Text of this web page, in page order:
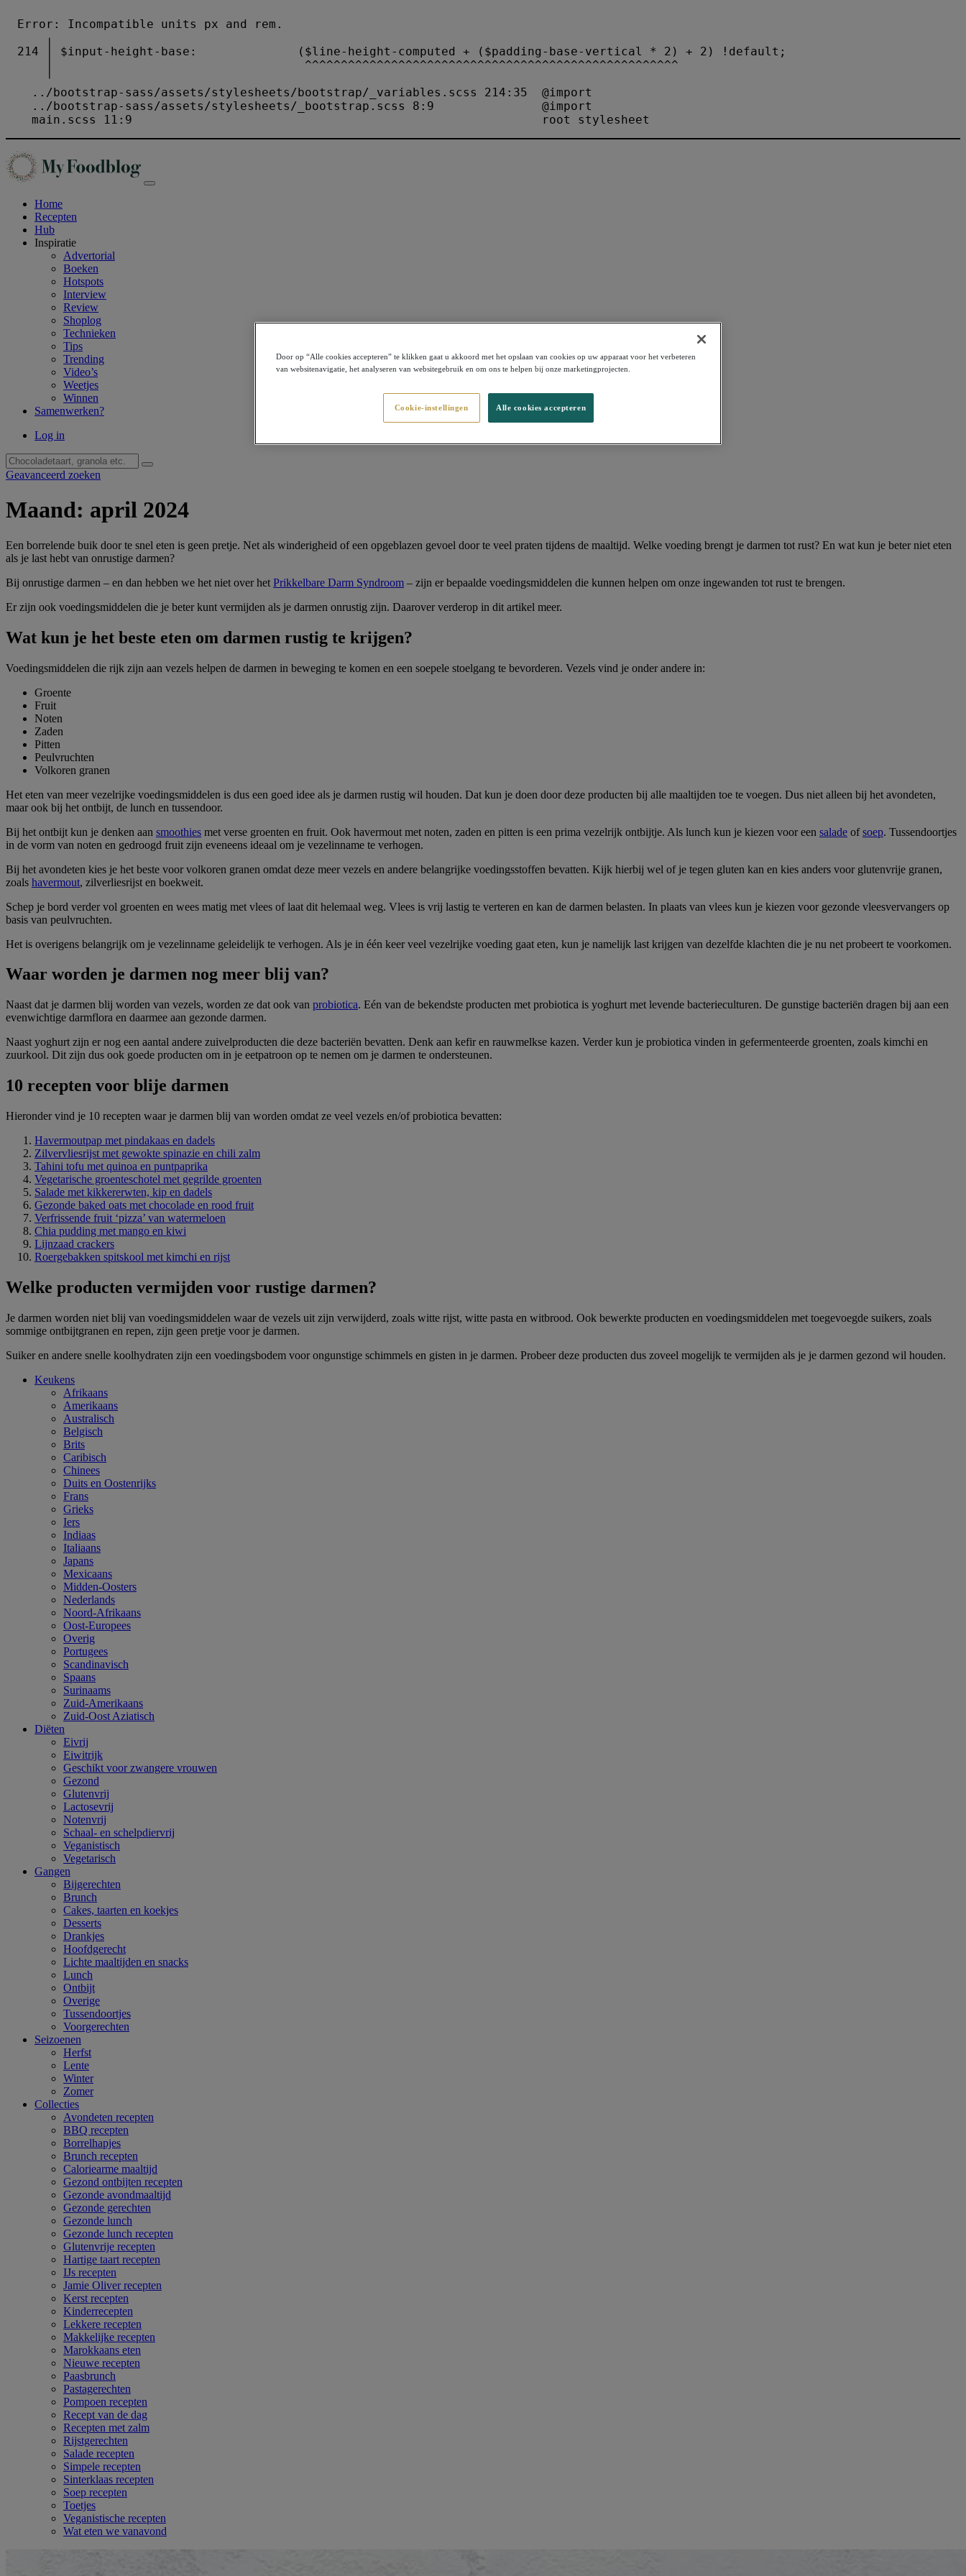
Home
Recepten
Hub
Inspiratie
Advertorial
Boeken
Hotspots
Interview
Review
Shoplog
Technieken
Tips
Trending
Video’s
Weetjes
Winnen
Samenwerken?
Log in
Geavanceerd zoeken
Maand: april 2024
Een borrelende buik door te snel eten is geen pretje. Net als winderigheid of een opgeblazen gevoel door te veel praten tijdens de maaltijd. Welke voeding brengt je darmen tot rust? En wat kun je beter niet eten
als je last hebt van onrustige darmen?
Bij onrustige darmen – en dan hebben we het niet over het Prikkelbare Darm Syndroom – zijn er bepaalde voedingsmiddelen die kunnen helpen om onze ingewanden tot rust te brengen.
Er zijn ook voedingsmiddelen die je beter kunt vermijden als je darmen onrustig zijn. Daarover verderop in dit artikel meer.
Wat kun je het beste eten om darmen rustig te krijgen?
Voedingsmiddelen die rijk zijn aan vezels helpen de darmen in beweging te komen en een soepele stoelgang te bevorderen. Vezels vind je onder andere in:
Groente
Fruit
Noten
Zaden
Pitten
Peulvruchten
Volkoren granen
Het eten van meer vezelrijke voedingsmiddelen is dus een goed idee als je darmen rustig wil houden. Dat kun je doen door deze producten bij alle maaltijden toe te voegen. Dus niet alleen bij het avondeten,
maar ook bij het ontbijt, de lunch en tussendoor.
Bij het ontbijt kun je denken aan smoothies met verse groenten en fruit. Ook havermout met noten, zaden en pitten is een prima vezelrijk ontbijtje. Als lunch kun je kiezen voor een salade ofsoep. Tussendoortjes
in de vorm van noten en gedroogd fruit zijn eveneens ideaal om je vezelinname te verhogen.
Bij het avondeten kies je het beste voor volkoren granen omdat deze meer vezels en andere belangrijke voedingsstoffen bevatten. Kijk hierbij wel of je tegen gluten kan en kies anders voor glutenvrije granen,
zoals havermout, zilverliesrijst en boekweit.
Schep je bord verder vol groenten en wees matig met vlees of laat dit helemaal weg. Vlees is vrij lastig te verteren en kan de darmen belasten. In plaats van vlees kun je kiezen voor gezonde vleesvervangers op
basis van peulvruchten.
Het is overigens belangrijk om je vezelinname geleidelijk te verhogen. Als je in één keer veel vezelrijke voeding gaat eten, kun je namelijk last krijgen van dezelfde klachten die je nu net probeert te voorkomen.
Waar worden je darmen nog meer blij van?
Naast dat je darmen blij worden van vezels, worden ze dat ook van probiotica. Eén van de bekendste producten met probiotica is yoghurt met levende bacterieculturen. De gunstige bacteriën dragen bij aan een
evenwichtige darmflora en daarmee aan gezonde darmen.
Naast yoghurt zijn er nog een aantal andere zuivelproducten die deze bacteriën bevatten. Denk aan kefir en rauwmelkse kazen. Verder kun je probiotica vinden in gefermenteerde groenten, zoals kimchi en
zuurkool. Dit zijn dus ook goede producten om in je eetpatroon op te nemen om je darmen te ondersteunen.
10 recepten voor blije darmen
Hieronder vind je 10 recepten waar je darmen blij van worden omdat ze veel vezels en/of probiotica bevatten:
Havermoutpap met pindakaas en dadels
Zilvervliesrijst met gewokte spinazie en chili zalm
Tahini tofu met quinoa en puntpaprika
Vegetarische groenteschotel met gegrilde groenten
Salade met kikkererwten, kip en dadels
Gezonde baked oats met chocolade en rood fruit
Verfrissende fruit ‘pizza’ van watermeloen
Chia pudding met mango en kiwi
Lijnzaad crackers
Roergebakken spitskool met kimchi en rijst
Welke producten vermijden voor rustige darmen?
Je darmen worden niet blij van voedingsmiddelen waar de vezels uit zijn verwijderd, zoals witte rijst, witte pasta en witbrood. Ook bewerkte producten en voedingsmiddelen met toegevoegde suikers, zoals
sommige ontbijtgranen en repen, zijn geen pretje voor je darmen.
Suiker en andere snelle koolhydraten zijn een voedingsbodem voor ongunstige schimmels en gisten in je darmen. Probeer deze producten dus zoveel mogelijk te vermijden als je je darmen gezond wil houden.
Keukens
Afrikaans
Amerikaans
Australisch
Belgisch
Brits
Caribisch
Chinees
Duits en Oostenrijks
Frans
Grieks
Iers
Indiaas
Italiaans
Japans
Mexicaans
Midden-Oosters
Nederlands
Noord-Afrikaans
Oost-Europees
Overig
Portugees
Scandinavisch
Spaans
Surinaams
Zuid-Amerikaans
Zuid-Oost Aziatisch
Diëten
Eivrij
Eiwitrijk
Geschikt voor zwangere vrouwen
Gezond
Glutenvrij
Lactosevrij
Notenvrij
Schaal- en schelpdiervrij
Veganistisch
Vegetarisch
Gangen
Bijgerechten
Brunch
Cakes, taarten en koekjes
Desserts
Drankjes
Hoofdgerecht
Lichte maaltijden en snacks
Lunch
Ontbijt
Overige
Tussendoortjes
Voorgerechten
Seizoenen
Herfst
Lente
Winter
Zomer
Collecties
Avondeten recepten
BBQ recepten
Borrelhapjes
Brunch recepten
Caloriearme maaltijd
Gezond ontbijten recepten
Gezonde avondmaaltijd
Gezonde gerechten
Gezonde lunch
Gezonde lunch recepten
Glutenvrije recepten
Hartige taart recepten
IJs recepten
Jamie Oliver recepten
Kerst recepten
Kinderrecepten
Lekkere recepten
Makkelijke recepten
Marokkaans eten
Nieuwe recepten
Paasbrunch
Pastagerechten
Pompoen recepten
Recept van de dag
Recepten met zalm
Rijstgerechten
Salade recepten
Simpele recepten
Sinterklaas recepten
Soep recepten
Toetjes
Veganistische recepten
Wat eten we vanavond
Door op “Alle cookies accepteren” te klikken gaat u akkoord met het opslaan van cookies op uw apparaat voor het verbeteren
van websitenavigatie, het analyseren van websitegebruik en om ons te helpen bij onze marketingprojecten.
Alle cookies accepteren
Cookie-instellingen